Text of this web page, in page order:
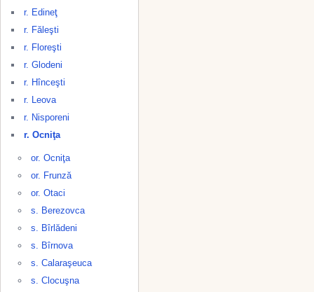
r. Edineţ
r. Făleşti
r. Floreşti
r. Glodeni
r. Hînceşti
r. Leova
r. Nisporeni
r. Ocniţa
or. Ocniţa
or. Frunză
or. Otaci
s. Berezovca
s. Bîrlădeni
s. Bîrnova
s. Calaraşeuca
s. Clocuşna